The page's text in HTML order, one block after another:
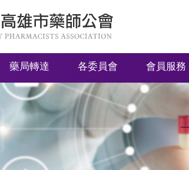
藥局轉達 各委員會 會員服務